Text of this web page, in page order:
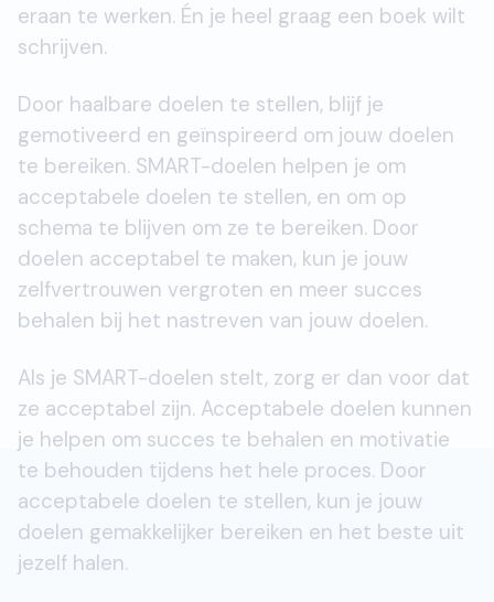
eraan te werken. Én je heel graag een boek wilt
schrijven.
Door haalbare doelen te stellen, blijf je
gemotiveerd en geïnspireerd om jouw doelen
te bereiken. SMART-doelen helpen je om
acceptabele doelen te stellen, en om op
schema te blijven om ze te bereiken. Door
doelen acceptabel te maken, kun je jouw
zelfvertrouwen vergroten en meer succes
behalen bij het nastreven van jouw doelen.
Als je SMART-doelen stelt, zorg er dan voor dat
ze acceptabel zijn. Acceptabele doelen kunnen
je helpen om succes te behalen en motivatie
te behouden tijdens het hele proces. Door
acceptabele doelen te stellen, kun je jouw
doelen gemakkelijker bereiken en het beste uit
jezelf halen.